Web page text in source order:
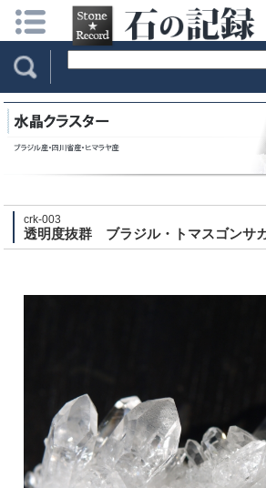
crk-003
透明度抜群 ブラジル・トマスゴンサ